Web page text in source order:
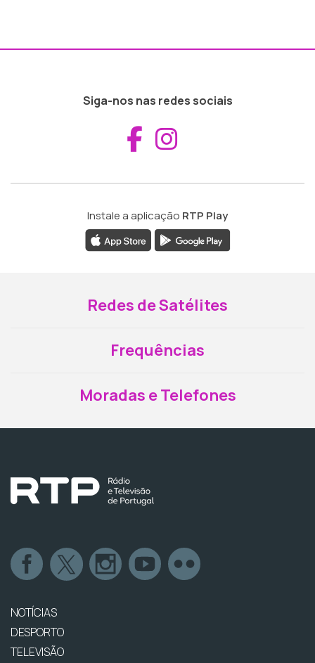
Siga-nos nas redes sociais
Aceder ao
Instale a aplicação RTP Play
Redes de Satélites
Frequências
Moradas e Telefones
NOTÍCIAS
DESPORTO
TELEVISÃO